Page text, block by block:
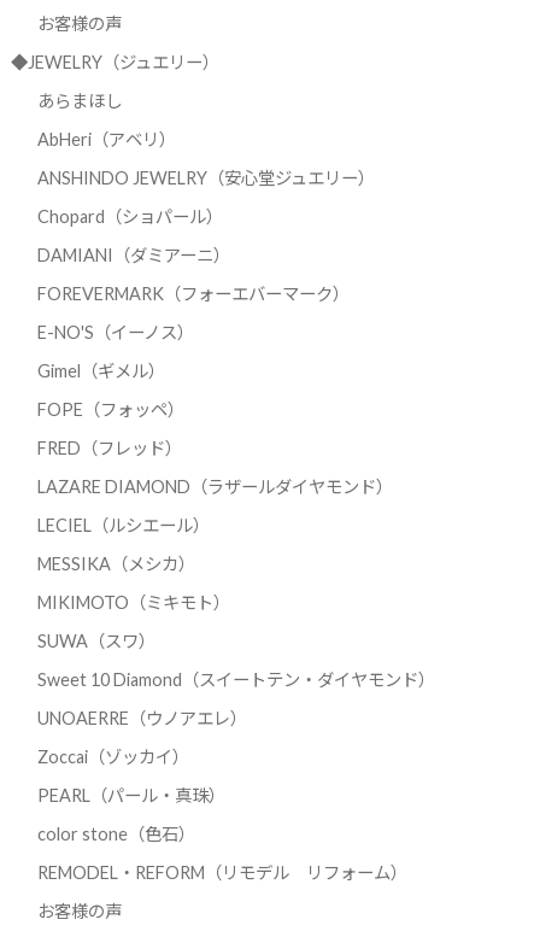
お客様の声
◆JEWELRY（ジュエリー）
あらまほし
AbHeri（アベリ）
ANSHINDO JEWELRY（安心堂ジュエリー）
Chopard（ショパール）
DAMIANI（ダミアーニ）
FOREVERMARK（フォーエバーマーク）
E-NO'S（イーノス）
Gimel（ギメル）
FOPE（フォッペ）
FRED（フレッド）
LAZARE DIAMOND（ラザールダイヤモンド）
LECIEL（ルシエール）
MESSIKA（メシカ）
MIKIMOTO（ミキモト）
SUWA（スワ）
Sweet 10 Diamond（スイートテン・ダイヤモンド）
UNOAERRE（ウノアエレ）
Zoccai（ゾッカイ）
PEARL（パール・真珠）
color stone（色石）
REMODEL・REFORM（リモデル リフォーム）
お客様の声